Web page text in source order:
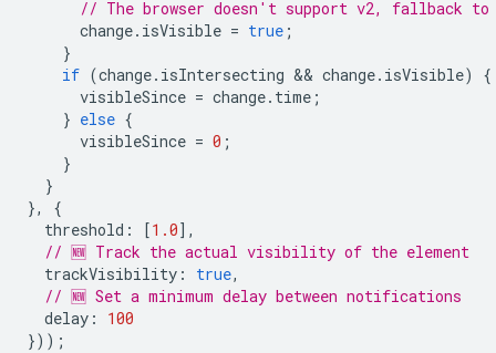
// The browser doesn't support v2, fallback to
change. isVisible = true ;
}
if (change. isIntersecting && change. isVisible)
{
visibleSince = change. time ;
} else {
visibleSince = 0 ;
}
}
},
{
threshold : [1.0],
// 🆕 Track the actual visibility of the element
trackVisibility : true,
// 🆕 Set a minimum delay between notifications
delay :
100
}));